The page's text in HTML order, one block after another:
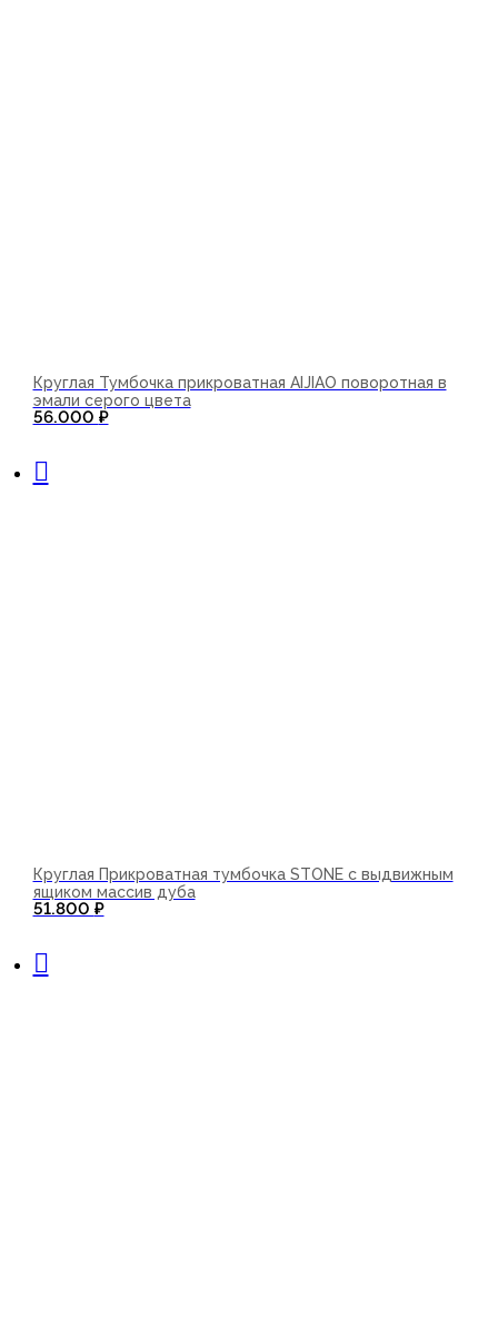
Круглая Тумбочка прикроватная AIJIAO поворотная в
эмали серого цвета
56.000 ₽
Круглая Прикроватная тумбочка STONE с выдвижным
ящиком массив дуба
51.800 ₽